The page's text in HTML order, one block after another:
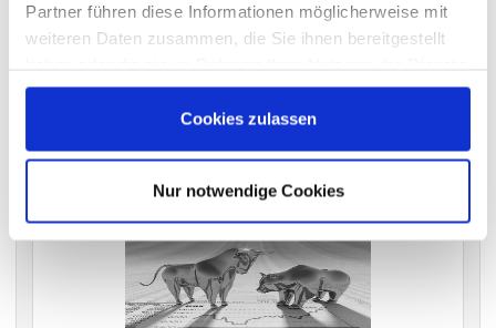
Partner führen diese Informationen möglicherweise mit
weiteren Daten zusammen, die Sie ihnen bereitgestellt
gesammelt haben.
Cookies zulassen
Nur notwendige Cookies
archiv.hauptversammlung.de
Die nächsten Termine